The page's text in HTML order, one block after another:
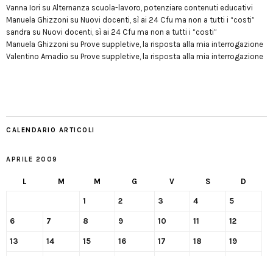
Vanna Iori su Alternanza scuola-lavoro, potenziare contenuti educativi
Manuela Ghizzoni su Nuovi docenti, sì ai 24 Cfu ma non a tutti i “costi”
sandra su Nuovi docenti, sì ai 24 Cfu ma non a tutti i “costi”
Manuela Ghizzoni su Prove suppletive, la risposta alla mia interrogazione
Valentino Amadio su Prove suppletive, la risposta alla mia interrogazione
CALENDARIO ARTICOLI
APRILE 2009
L M M G V S D
1 2 3 4 5
6 7 8 9 10 11 12
13 14 15 16 17 18 19